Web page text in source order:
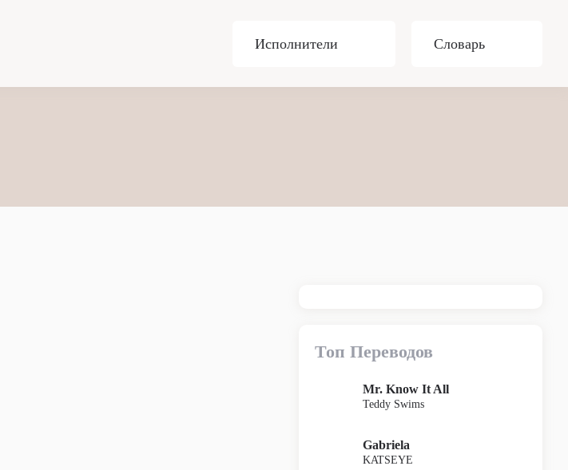
Исполнители Словарь
Топ Переводов
Mr. Know It All
Teddy Swims
Gabriela
KATSEYE